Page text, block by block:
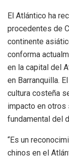
El Atlántico ha
procedentes de
continente
conforma
en la capital del
en Barranquilla.
cultura costeña
impacto en
fundamental del
“Es un
chinos en el